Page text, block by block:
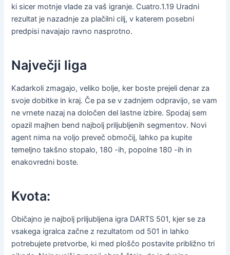
ki sicer motnje vlade za vaš igranje. Cuatro.1.19 Uradni
rezultat je nazadnje za plačilni cilj, v katerem posebni
predpisi navajajo ravno nasprotno.
Največji liga
Kadarkoli zmagajo, veliko bolje, ker boste prejeli denar za
svoje dobitke in kraj. Če pa se v zadnjem odpravijo, se vam
ne vrnete nazaj na določen del lastne izbire. Spodaj sem
opazil majhen bend najbolj priljubljenih segmentov. Novi
agent nima na voljo preveč območij, lahko pa kupite
temeljno takšno stopalo, 180 -ih, popolne 180 -ih in
enakovredni boste.
Kvota:
Običajno je najbolj priljubljena igra DARTS 501, kjer se za
vsakega igralca začne z rezultatom od 501 in lahko
potrebujete pretvorbe, ki med ploščo postavite približno tri